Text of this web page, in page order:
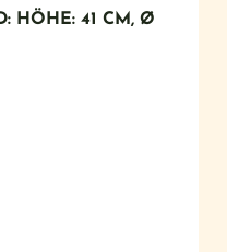
HÖHE: 41 CM, Ø